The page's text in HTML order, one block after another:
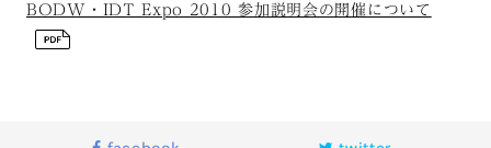
BODW・IDT Expo 2010 参加説明会の開催について